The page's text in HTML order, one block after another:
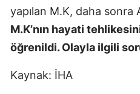
yapılan M.K, daha sonra
M.K’nın hayati
öğrenildi. Olayla ilgili
Kaynak: İHA